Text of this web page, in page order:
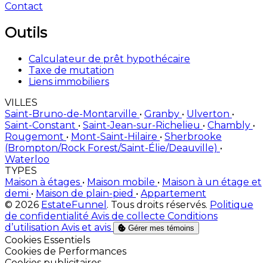
Contact
Outils
Calculateur de prêt hypothécaire
Taxe de mutation
Liens immobiliers
VILLES
Saint-Bruno-de-Montarville • Granby • Ulverton •
Saint-Constant • Saint-Jean-sur-Richelieu • Chambly •
Rougemont • Mont-Saint-Hilaire • Sherbrooke
(Brompton/Rock Forest/Saint-Élie/Deauville) •
Waterloo
TYPES
Maison à étages • Maison mobile • Maison à un étage et
demi • Maison de plain-pied • Appartement
© 2026 EstateFunnel . Tous droits réservés. Politique
de confidentialité Avis de collecte Conditions
d’utilisation Avis et avis Gérer mes témoins
Activer
Cookies Essentiels
Activer
Cookies de Performances